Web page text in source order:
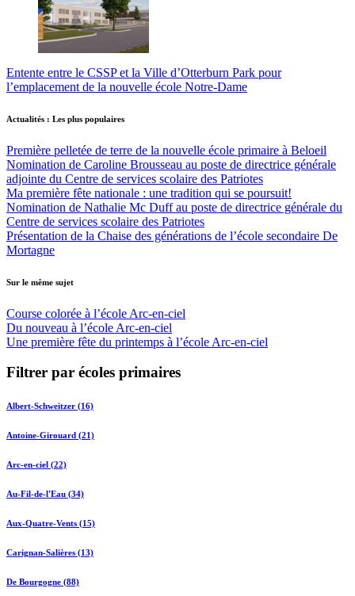
Entente entre le CSSP et la Ville d’Otterburn Park pour
l’emplacement de la nouvelle école Notre-Dame
Actualités : Les plus populaires
Première pelletée de terre de la nouvelle école primaire à Beloeil
Nomination de Caroline Brousseau au poste de directrice générale
adjointe du Centre de services scolaire des Patriotes
Ma première fête nationale : une tradition qui se poursuit!
Nomination de Nathalie Mc Duff au poste de directrice générale du
Centre de services scolaire des Patriotes
Présentation de la Chaise des générations de l’école secondaire De
Mortagne
Sur le même sujet
Course colorée à l’école Arc-en-ciel
Du nouveau à l’école Arc-en-ciel
Une première fête du printemps à l’école Arc-en-ciel
Filtrer par écoles primaires
Albert-Schweitzer (16)
Antoine-Girouard (21)
Arc-en-ciel (22)
Au-Fil-de-l'Eau (34)
Aux-Quatre-Vents (15)
Carignan-Salières (13)
De Bourgogne (88)